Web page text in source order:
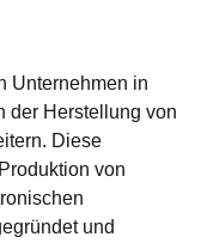
Unternehmen in
der Herstellung von
Diese
von
und